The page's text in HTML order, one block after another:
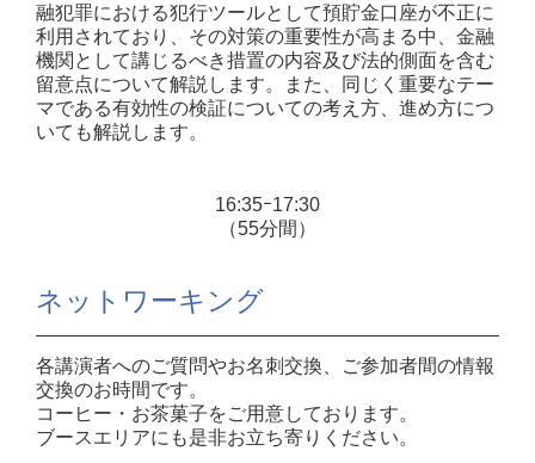
融犯罪における犯行ツールとして預貯金口座が不正に
利用されており、その対策の重要性が高まる中、金融
機関として講じるべき措置の内容及び法的側面を含む
留意点について解説します。また、同じく重要なテー
マである有効性の検証についての考え方、進め方につ
いても解説します。
16:35ｰ17:30
（55分間）
ネットワーキング
各講演者へのご質問やお名刺交換、ご参加者間の情報
交換のお時間です。
コーヒー・お茶菓子をご用意しております。
ブースエリアにも是非お立ち寄りください。